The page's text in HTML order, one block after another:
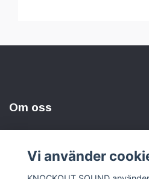
Om oss
Sociala medier
Vi använder